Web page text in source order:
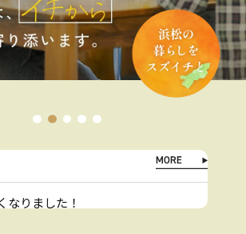
なりました！